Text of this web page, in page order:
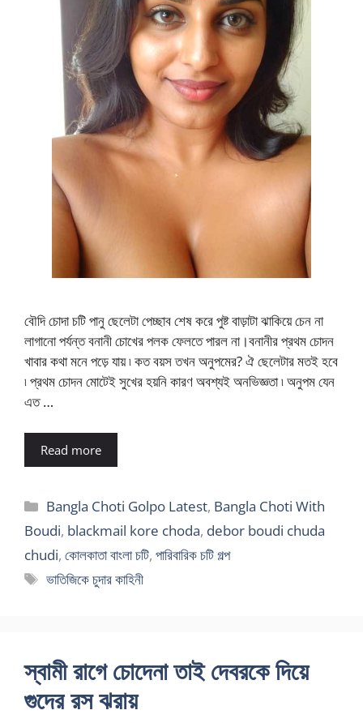
বৌদি চোদা চটি পানু ছেলেটা পেচ্ছাব শেষ করে পুষ্ট বাড়াটা ঝাকিয়ে চেন না
লাগানো পর্যন্ত বনানী চোখের পলক ফেলতে পারল না।বনানীর প্রথম চোদন
খাবার কথা মনে পড়ে যায় ৷ কত বয়স তখন অনুপমের? ঐ ছেলেটার মতই হবে
৷ প্রথম চোদন মোটেই সুখের হয়নি কারণ অবশ্যই অনভিজ্ঞতা ৷ অনুপম যেন
এত …
Read more
Categories
Bangla Choti Golpo Latest, Bangla Choti With
Boudi, blackmail kore choda, debor boudi chuda
chudi, কোলকাতা বাংলা চটি, পারিবারিক চটি গল্প
Tags
ভাতিজিকে চুদার কাহিনী
স্বামী রাগে চোদেনা তাই দেবরকে দিয়ে
গুদের রস ঝরায়